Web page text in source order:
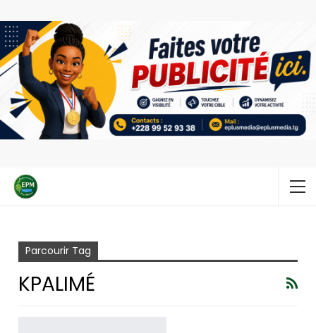
Parcourir Tag
KPALIMÉ